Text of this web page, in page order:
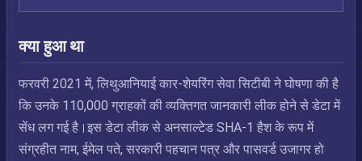
क्या हुआ था
फरवरी 2021 में, लिथुआनियाई कार-शेयरिंग सेवा सिटीबी ने घोषणा की है
कि उनके 110,000 ग्राहकों की व्यक्तिगत जानकारी लीक होने से डेटा में
सेंध लग गई है।इस डेटा लीक से अनसाल्टेड SHA-1 हैश के रूप में
संग्रहीत नाम, ईमेल पते, सरकारी पहचान पत्र और पासवर्ड उजागर हो